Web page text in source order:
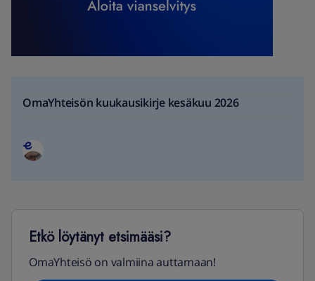
OmaYhteisön kuukausikirje kesäkuu 2026
Etkö löytänyt etsimääsi?
OmaYhteisö on valmiina auttamaan!